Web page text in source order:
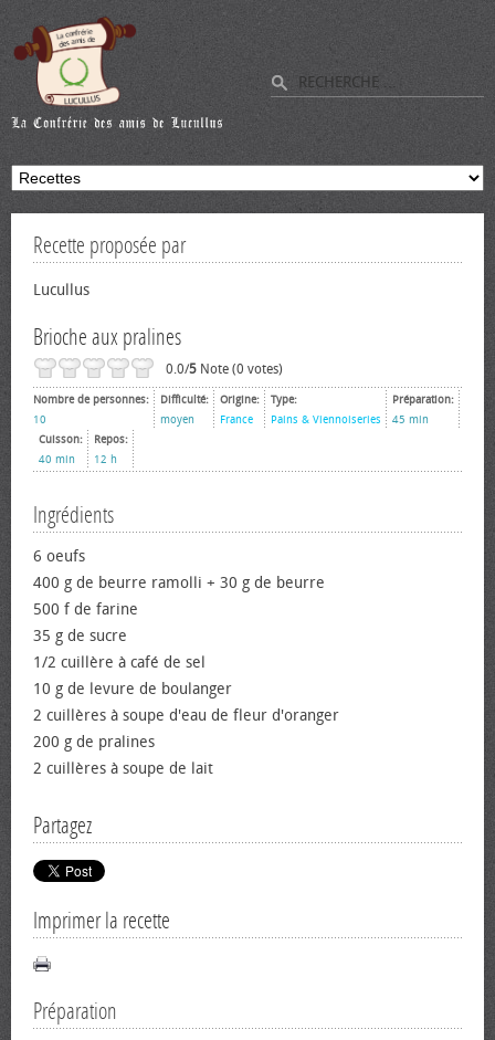
Recette proposée par
Lucullus
Brioche aux pralines
0.0/5 Note (0 votes)
Nombre de personnes:
10
Difficulté:
moyen
Origine:
France
Type:
Pains & Viennoiseries
Préparation:
45 min
Cuisson:
40 min
Repos:
12 h
Ingrédients
6 œufs
400 g de beurre ramolli + 30 g de beurre
500 f de farine
35 g de sucre
1/2 cuillère à café de sel
10 g de levure de boulanger
2 cuillères à soupe d'eau de fleur d'oranger
200 g de pralines
2 cuillères à soupe de lait
Partagez
Imprimer la recette
Préparation